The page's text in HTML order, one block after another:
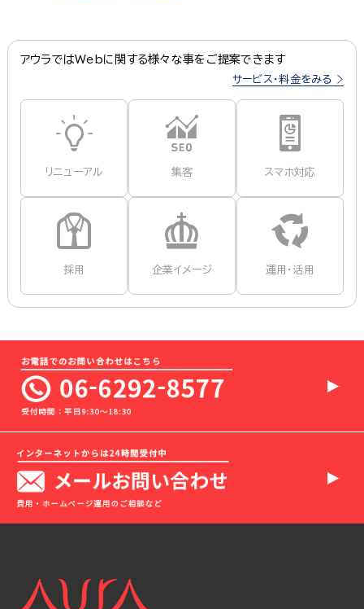
アウラではWebに関する様々な事をご提案できます
サービス・料金をみる
リニューアル 集客 スマホ対応
採用 企業イメージ 運用・活用